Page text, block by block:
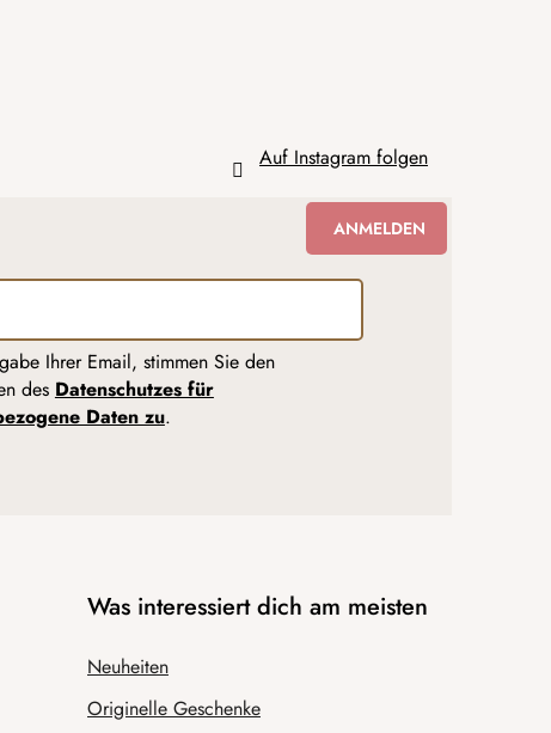
Auf Instagram folgen
Ihrer Email, stimmen Sie den
des Datenschutzes für
Daten zu.
ANMELDEN
Was interessiert dich am meisten
Neuheiten
Originelle Geschenke